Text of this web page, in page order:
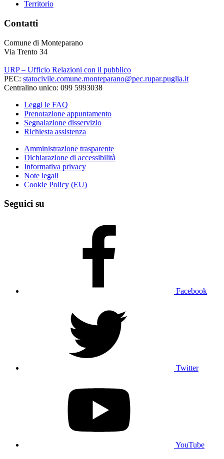
Territorio
Contatti
Comune di Monteparano
Via Trento 34
URP – Ufficio Relazioni con il pubblico
PEC: statocivile.comune.monteparano@pec.rupar.puglia.it
Centralino unico: 099 5993038
Leggi le FAQ
Prenotazione appuntamento
Segnalazione disservizio
Richiesta assistenza
Amministrazione trasparente
Dichiarazione di accessibilità
Informativa privacy
Note legali
Cookie Policy (EU)
Seguici su
Facebook
Twitter
YouTube